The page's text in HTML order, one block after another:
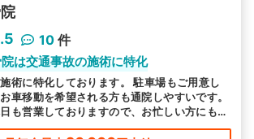
10 件
は交通事故の施術に特化
術に特化しております。 駐車場もご用意し
車移動を希望される方も通院しやすいです。
も営業しておりますので、お忙しい方にも通
ております。皆様のお越しをお待ちしており